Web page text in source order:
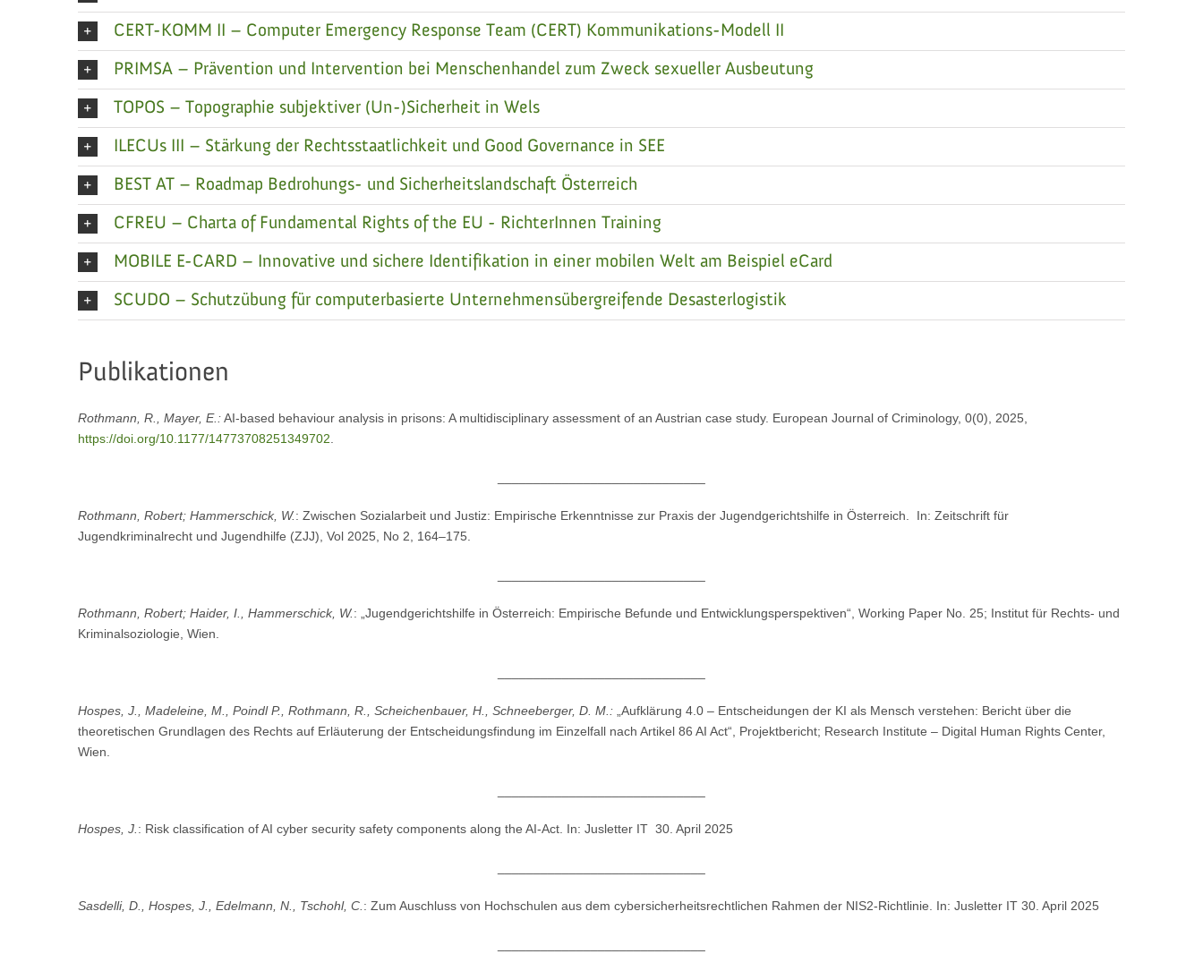
CERT-KOMM II – Computer Emergency Response Team (CERT) Kommunikations-Modell II
PRIMSA – Prävention und Intervention bei Menschenhandel zum Zweck sexueller Ausbeutung
TOPOS – Topographie subjektiver (Un-)Sicherheit in Wels
ILECUs III – Stärkung der Rechtsstaatlichkeit und Good Governance in SEE
BEST AT – Roadmap Bedrohungs- und Sicherheitslandschaft Österreich
CFREU – Charta of Fundamental Rights of the EU - RichterInnen Training
MOBILE E-CARD – Innovative und sichere Identifikation in einer mobilen Welt am Beispiel eCard
SCUDO – Schutzübung für computerbasierte Unternehmensübergreifende Desasterlogistik
Publikationen
Rothmann, R., Mayer, E.:AI-based behaviour analysis in prisons: A multidisciplinary assessment of an Austrian case study. European Journal of Criminology, 0(0), 2025,
https://doi.org/10.1177/14773708251349702.
Rothmann, Robert; Hammerschick, W.: Zwischen Sozialarbeit und Justiz: Empirische Erkenntnisse zur Praxis der Jugendgerichtshilfe in Österreich. In: Zeitschrift für
Jugendkriminalrecht und Jugendhilfe (ZJJ), Vol 2025, No 2, 164–175.
Rothmann, Robert; Haider, I., Hammerschick, W.: „Jugendgerichtshilfe in Österreich: Empirische Befunde und Entwicklungsperspektiven“, Working Paper No. 25; Institut für Rechts- und
Kriminalsoziologie, Wien.
Hospes, J., Madeleine, M., Poindl P., Rothmann, R., Scheichenbauer, H., Schneeberger, D. M.:„Aufklärung 4.0 – Entscheidungen der KI als Mensch verstehen: Bericht über die
theoretischen Grundlagen des Rechts auf Erläuterung der Entscheidungsfindung im Einzelfall nach Artikel 86 AI Act“, Projektbericht; Research Institute – Digital Human Rights Center,
Wien.
Hospes, J.: Risk classification of AI cyber security safety components along the AI-Act. In: Jusletter IT 30. April 2025
Sasdelli, D., Hospes, J., Edelmann, N., Tschohl, C.: Zum Auschluss von Hochschulen aus dem cybersicherheitsrechtlichen Rahmen der NIS2-Richtlinie. In: Jusletter IT 30. April 2025